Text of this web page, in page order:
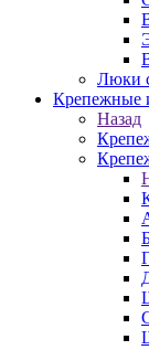
Люки
Крепежные
Назад